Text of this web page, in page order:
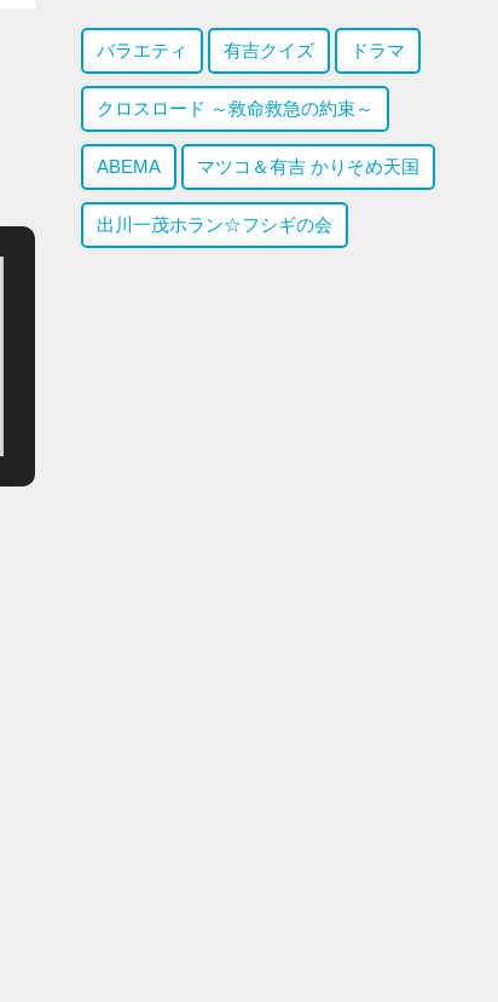
バラエティ 有吉クイズ ドラマ
クロスロード ～救命救急の約束～
ABEMA マツコ＆有吉 かりそめ天国
出川一茂ホラン☆フシギの会